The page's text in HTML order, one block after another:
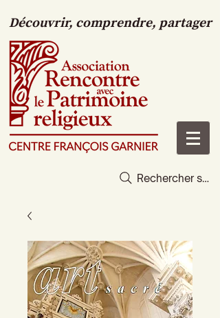
Découvrir, comprendre, partager
Rechercher sur